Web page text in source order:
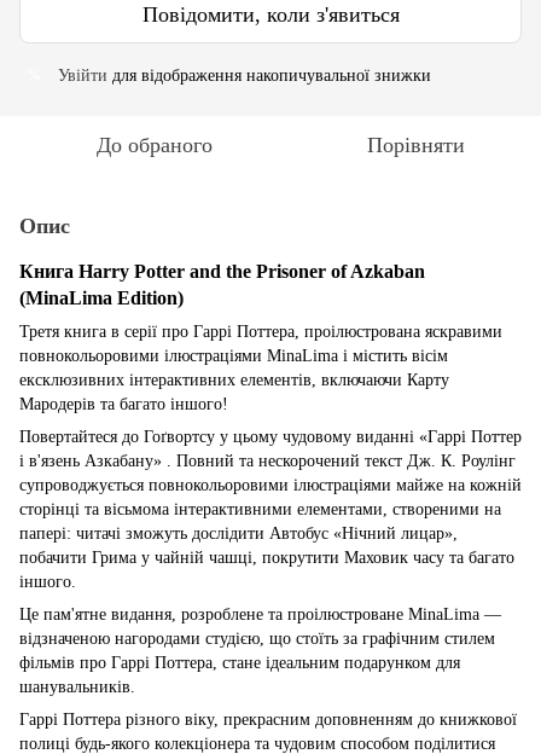
Повідомити, коли з'явиться
Увійти для відображення накопичувальної знижки
До обраного Порівняти
Опис
Книга Harry Potter and the Prisoner of Azkaban
(MinaLima Edition)
Третя книга в серії про Гаррі Поттера, проілюстрована яскравими
повнокольоровими ілюстраціями MinaLima і містить вісім
ексклюзивних інтерактивних елементів, включаючи Карту
Мародерів та багато іншого!
Повертайтеся до Гоґвортсу у цьому чудовому виданні «Гаррі Поттер
і в'язень Азкабану» . Повний та нескорочений текст Дж. К. Роулінг
супроводжується повнокольоровими ілюстраціями майже на кожній
сторінці та вісьмома інтерактивними елементами, створеними на
папері: читачі зможуть дослідити Автобус «Нічний лицар»,
побачити Грима у чайній чашці, покрутити Маховик часу та багато
іншого.
Це пам'ятне видання, розроблене та проілюстроване MinaLima —
відзначеною нагородами студією, що стоїть за графічним стилем
фільмів про Гаррі Поттера, стане ідеальним подарунком для
шанувальників.
Гаррі Поттера різного віку, прекрасним доповненням до книжкової
полиці будь-якого колекціонера та чудовим способом поділитися